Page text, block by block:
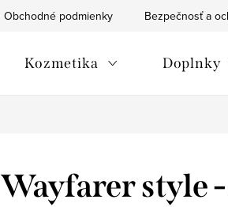
Obchodné podmienky Bezpečnosť a
Kozmetika Doplnky
Wayfarer style